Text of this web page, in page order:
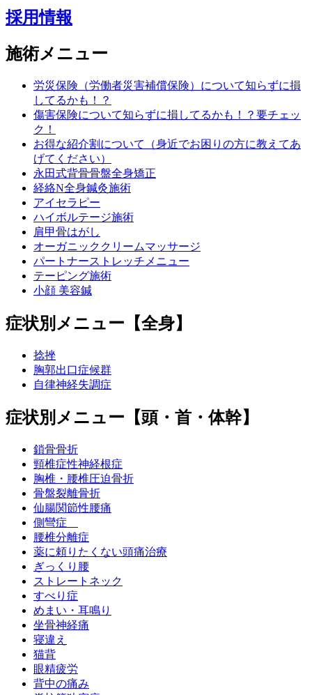
採用情報
施術メニュー
労災保険（労働者災害補償保険）について知らずに損
してるかも！？
傷害保険について知らずに損してるかも！？要チェッ
ク！
お得な紹介割について（身近でお困りの方に教えてあ
げてください）
永田式背骨骨盤全身矯正
経絡N全身鍼灸施術
アイセラピー
ハイボルテージ施術
肩甲骨はがし
オーガニッククリームマッサージ
パートナーストレッチメニュー
テーピング施術
小顔 美容鍼
症状別メニュー【全身】
捻挫
胸郭出口症候群
自律神経失調症
症状別メニュー【頭・首・体幹】
鎖骨骨折
頸椎症性神経根症
胸椎・腰椎圧迫骨折
骨盤裂離骨折
仙腸関節性腰痛
側彎症
腰椎分離症
薬に頼りたくない頭痛治療
ぎっくり腰
ストレートネック
すべり症
めまい・耳鳴り
坐骨神経痛
寝違え
猫背
眼精疲労
背中の痛み